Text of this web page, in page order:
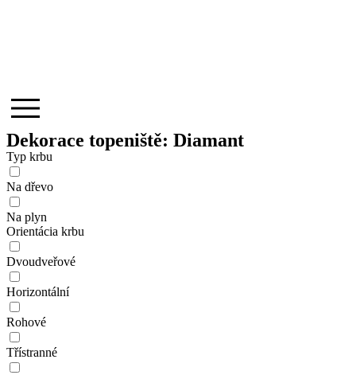
Dekorace topeniště: Diamant
Typ krbu
Na dřevo
Na plyn
Orientácia krbu
Dvoudveřové
Horizontální
Rohové
Třístranné